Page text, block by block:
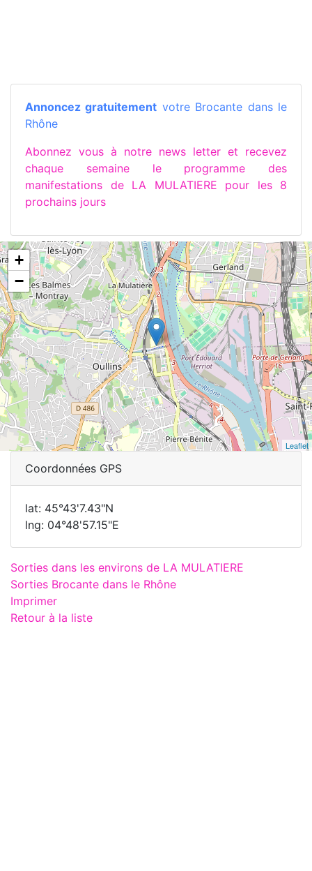
Annoncez gratuitement votre Brocante dans le
Rhône
Abonnez vous à notre news letter et recevez
chaque semaine le programme des
manifestations de LA MULATIERE pour les 8
prochains jours
+
−
Leaflet
Coordonnées GPS
lat: 45°43'7.43"N
lng: 04°48'57.15"E
Sorties dans les environs de LA MULATIERE
Sorties Brocante dans le Rhône
Imprimer
Retour à la liste